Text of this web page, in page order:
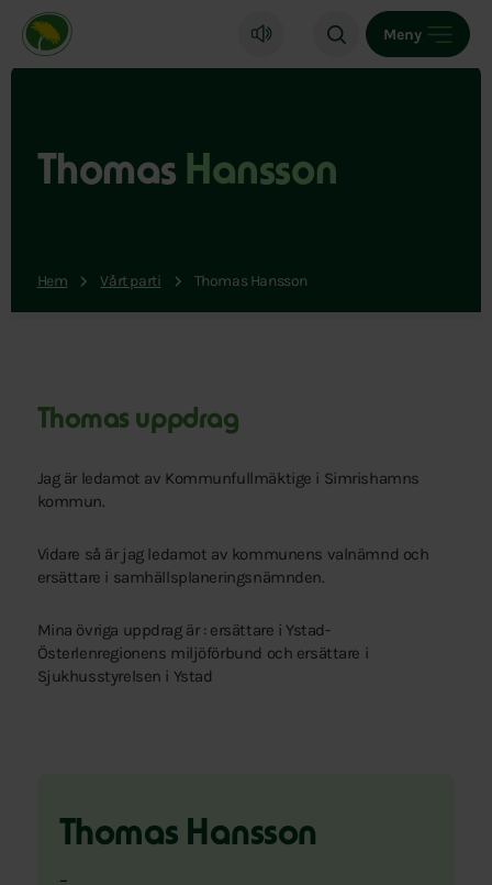
Miljöpartiet de gröna, startsida
Meny
Thomas Hansson
Hem Vårt parti Thomas Hansson
Thomas uppdrag
Jag är ledamot av Kommunfullmäktige i Simrishamns
kommun.
Vidare så är jag ledamot av kommunens valnämnd och
ersättare i samhällsplaneringsnämnden.
Mina övriga uppdrag är : ersättare i Ystad-
Österlenregionens miljöförbund och ersättare i
Sjukhusstyrelsen i Ystad
Thomas Hansson
–